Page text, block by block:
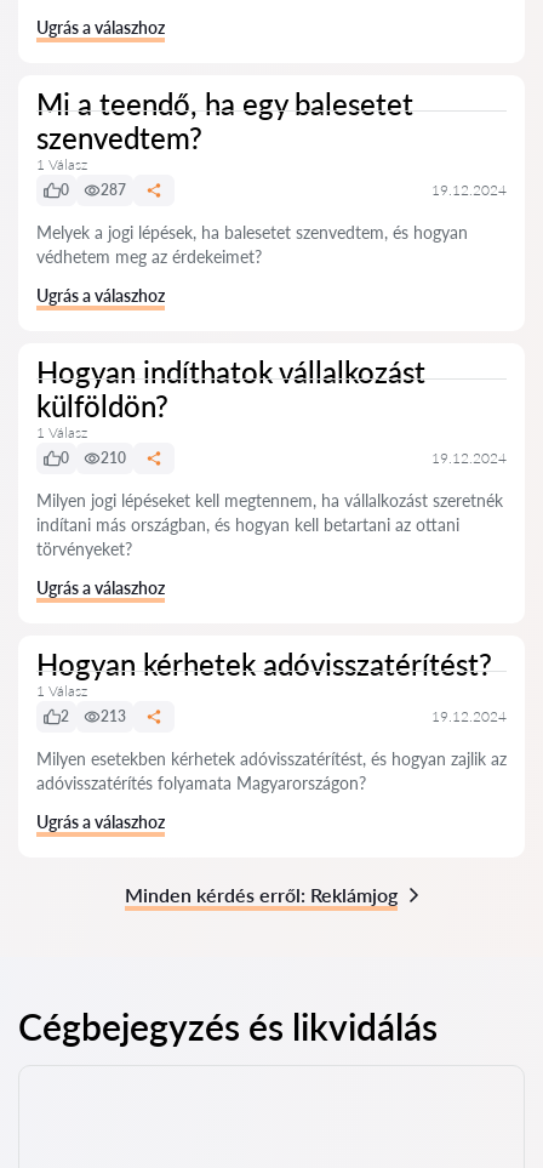
Ugrás a válaszhoz
Mi a teendő, ha egy balesetet
szenvedtem?
1 Válasz
0
287 19.12.2024
Melyek a jogi lépések, ha balesetet szenvedtem, és hogyan
védhetem meg az érdekeimet?
Ugrás a válaszhoz
Hogyan indíthatok vállalkozást
külföldön?
1 Válasz
0
210 19.12.2024
Milyen jogi lépéseket kell megtennem, ha vállalkozást szeretnék
indítani más országban, és hogyan kell betartani az ottani
törvényeket?
Ugrás a válaszhoz
Hogyan kérhetek adóvisszatérítést?
1 Válasz
2
213 19.12.2024
Milyen esetekben kérhetek adóvisszatérítést, és hogyan zajlik az
adóvisszatérítés folyamata Magyarországon?
Ugrás a válaszhoz
Minden kérdés erről: Reklámjog
Cégbejegyzés és likvidálás